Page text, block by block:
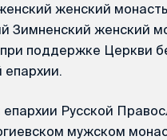
женский
Зимненский женский
поддержке Церкви
епархии.
Русской
мужском